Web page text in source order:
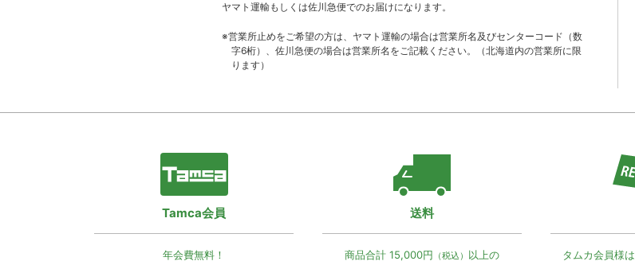
ヤマト運輸もしくは佐川急便でのお届けになります。
※営業所止めをご希望の方は、ヤマト運輸の場合は営業所名及びセンターコード（数
字6桁）、佐川急便の場合は営業所名をご記載ください。（北海道内の営業所に限
ります）
Tamca会員
年会費無料！
送料
商品合計 15,000円 （税込） 以上の タムカ会員様は